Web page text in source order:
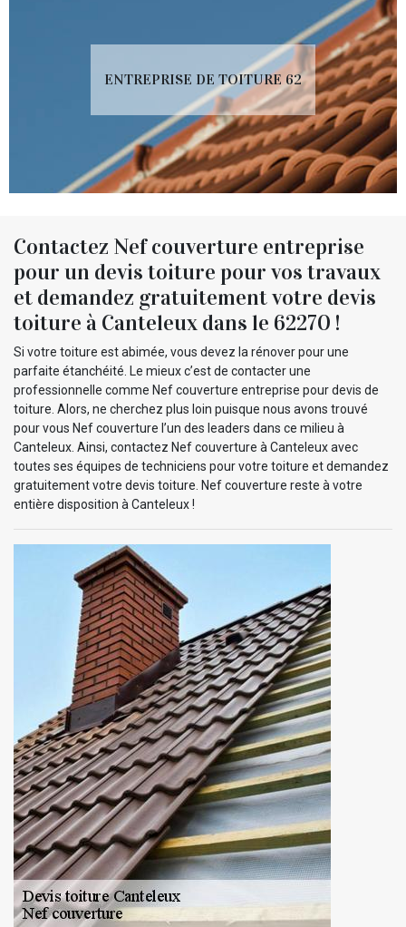
ENTREPRISE DE TOITURE 62
Contactez Nef couverture entreprise
pour un devis toiture pour vos travaux
et demandez gratuitement votre devis
toiture à Canteleux dans le 62270 !
Si votre toiture est abimée, vous devez la rénover pour une
parfaite étanchéité. Le mieux c’est de contacter une
professionnelle comme Nef couverture entreprise pour devis de
toiture. Alors, ne cherchez plus loin puisque nous avons trouvé
pour vous Nef couverture l’un des leaders dans ce milieu à
Canteleux. Ainsi, contactez Nef couverture à Canteleux avec
toutes ses équipes de techniciens pour votre toiture et demandez
gratuitement votre devis toiture. Nef couverture reste à votre
entière disposition à Canteleux !